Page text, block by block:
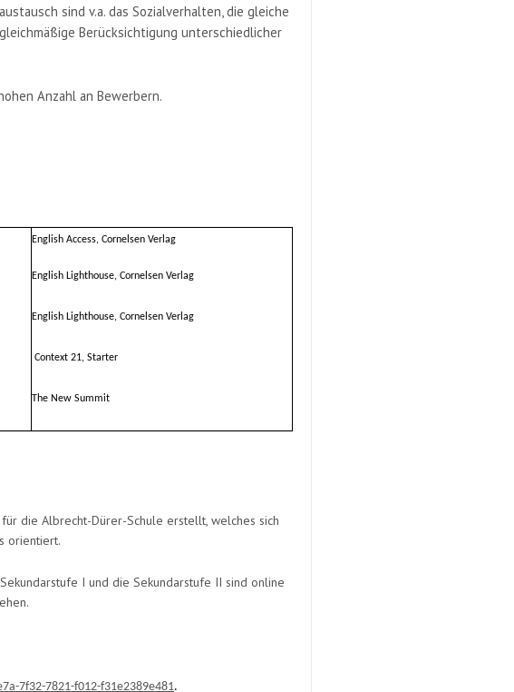
sind v.a. das Sozialverhalten, die gleiche
Berücksichtigung unterschiedlicher
Anzahl an Bewerbern.
English Access, Cornelsen Verlag
English Lighthouse, Cornelsen Verlag
English Lighthouse, Cornelsen Verlag
Context 21, Starter
The New Summit
die Albrecht-Dürer-Schule erstellt, welches sich
orientiert.
I und die Sekundarstufe II sind online
7f32-7821-f012-f31e2389e481.